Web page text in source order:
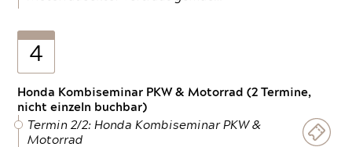
4
Honda Kombiseminar PKW & Motorrad (2 Termine,
nicht einzeln buchbar)
Termin 2/2: Honda Kombiseminar PKW &
Motorrad